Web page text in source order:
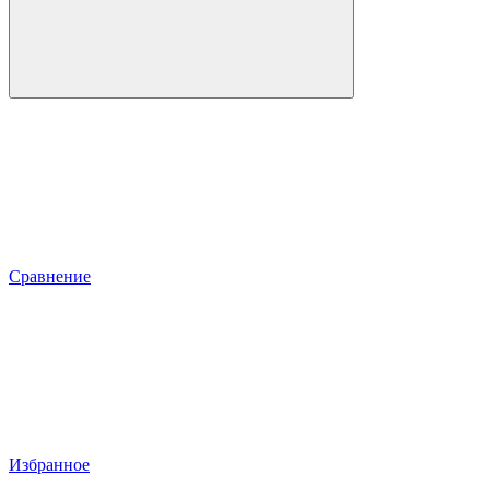
Сравнение
Избранное